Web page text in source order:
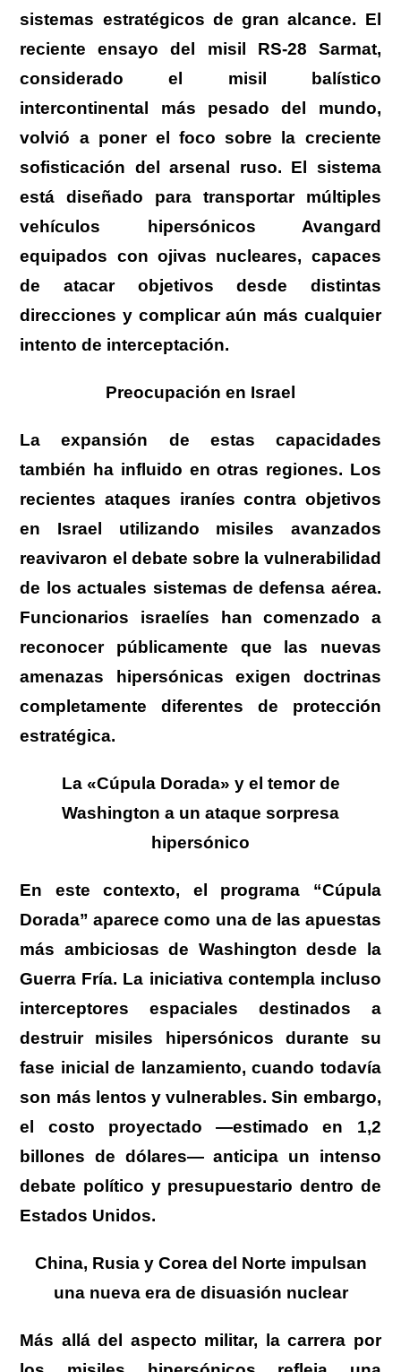
sistemas estratégicos de gran alcance. El
reciente ensayo del misil RS-28 Sarmat,
considerado el misil balístico
intercontinental más pesado del mundo,
volvió a poner el foco sobre la creciente
sofisticación del arsenal ruso. El sistema
está diseñado para transportar múltiples
vehículos hipersónicos Avangard
equipados con ojivas nucleares, capaces
de atacar objetivos desde distintas
direcciones y complicar aún más cualquier
intento de interceptación.
Preocupación en Israel
La expansión de estas capacidades
también ha influido en otras regiones. Los
recientes ataques iraníes contra objetivos
en Israel utilizando misiles avanzados
reavivaron el debate sobre la vulnerabilidad
de los actuales sistemas de defensa aérea.
Funcionarios israelíes han comenzado a
reconocer públicamente que las nuevas
amenazas hipersónicas exigen doctrinas
completamente diferentes de protección
estratégica.
La «Cúpula Dorada» y el temor de
Washington a un ataque sorpresa
hipersónico
En este contexto, el programa “Cúpula
Dorada” aparece como una de las apuestas
más ambiciosas de Washington desde la
Guerra Fría. La iniciativa contempla incluso
interceptores espaciales destinados a
destruir misiles hipersónicos durante su
fase inicial de lanzamiento, cuando todavía
son más lentos y vulnerables. Sin embargo,
el costo proyectado —estimado en 1,2
billones de dólares— anticipa un intenso
debate político y presupuestario dentro de
Estados Unidos.
China, Rusia y Corea del Norte impulsan
una nueva era de disuasión nuclear
Más allá del aspecto militar, la carrera por